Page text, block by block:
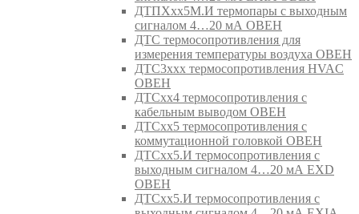
ДТПХхх5М.И термопары с выходным
сигналом 4…20 мА ОВЕН
ДТС термосопротивления для
измерения температуры воздуха ОВЕН
ДТС3ххх термосопротивления HVAC
ОВЕН
ДТСхх4 термосопротивления с
кабельным выводом ОВЕН
ДТСхх5 термосопротивления с
коммутационной головкой ОВЕН
ДТСхх5.И термосопротивления с
выходным сигналом 4…20 мА EXD
ОВЕН
ДТСхх5.И термосопротивления с